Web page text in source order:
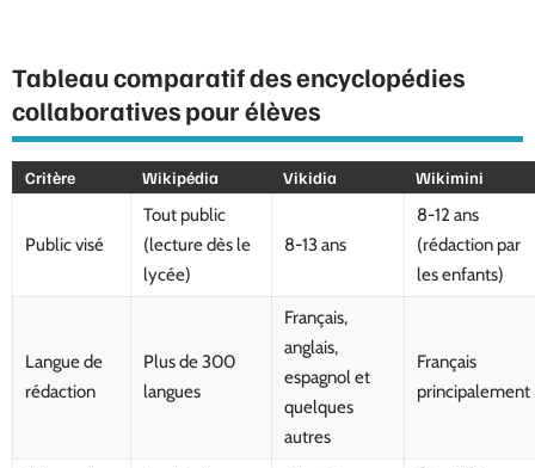
Tableau comparatif des encyclopédies
collaboratives pour élèves
Critère Wikipédia Vikidia Wikimini
Public visé
Tout public
(lecture dès le
lycée)
8-13 ans
8-12 ans
(rédaction par
les enfants)
Langue de
rédaction
Plus de 300
langues
Français,
anglais,
espagnol et
quelques
autres
Français
principalement